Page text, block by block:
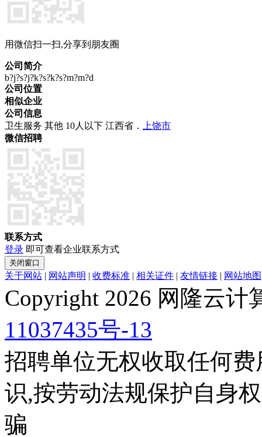
用微信扫一扫,分享到朋友圈
公司简介
b?j?s?j?k?s?k?s?m?m?d
公司位置
相似企业
公司信息
卫生服务 其他 10人以下 江西省．
上饶市
微信招聘
联系方式
登录 即可查看企业联系方式
关于网站 | 网站声明 | 收费标准 | 相关证件 | 友情链接 | 网站地图
Copyright 2026 网隆云
11037435号-13
招聘单位无权收取任何
识,按劳动法规保护自身
骗